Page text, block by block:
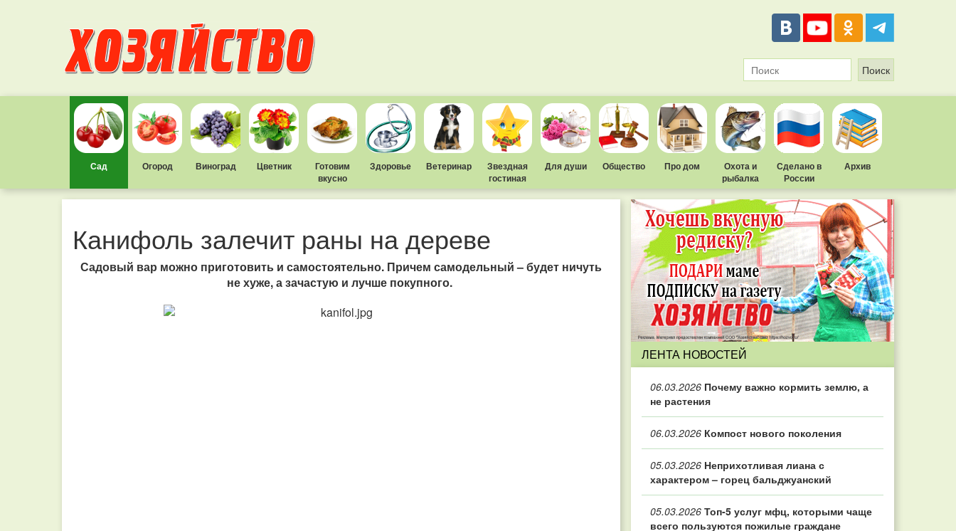
Сад Огород Виноград Цветник
Готовим
вкусно
Здоровье Ветеринар
Звездная
гостиная
Для души Общество Про дом
Охота и
рыбалка
Сделано в
России
Архив
Канифоль залечит раны на дереве
Садовый вар можно приготовить и самостоятельно. Причем самодельный – будет ничуть
не хуже, а зачастую и лучше покупного.
ЛЕНТА НОВОСТЕЙ
06.03.2026 Почему важно кормить землю, а
не растения
06.03.2026 Компост нового поколения
05.03.2026 Неприхотливая лиана с
характером – горец бальджуанский
05.03.2026 Топ‑5 услуг мфц, которыми чаще
всего пользуются пожилые граждане